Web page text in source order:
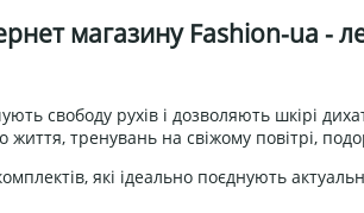
магазину Fashion-ua -
свободу рухів і дозволяють шкірі
тренувань на свіжому повітрі,
які ідеально поєднують